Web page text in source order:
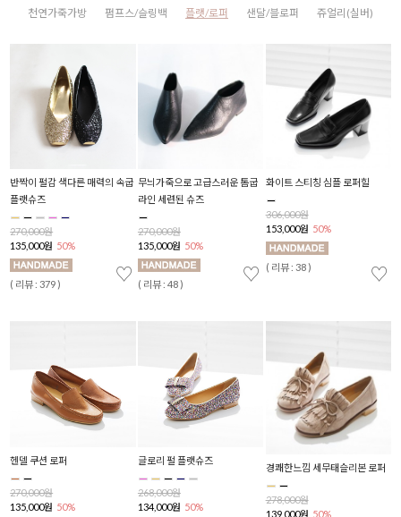
천연가죽가방 펌프스/슬링백 플랫/로퍼 샌달/블로퍼 쥬얼리(실버)
♡
힐
로퍼
♡
폴딩 화이트샌들
298,000원
149,000원
( 리뷰 : 3 ) ♡
베이지톤의 매력 신은 듯 안 신은
듯 누드샌들
288,000원
144,000원
( 리뷰 : 104 )
데님 팬츠와 찰떡 멋스러운
268,000원
134,000원
H장식 포인트 블로퍼
268,000원
134,000원
무심한듯 가볍고 시원한 느낌의
슈즈
268,000원
적당한 통굽으로 안정감 있
268,000원